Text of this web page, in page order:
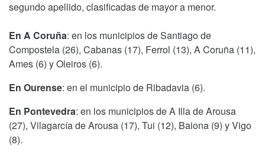
segundo apellido, clasificadas de mayor a menor.
En A Coruña: en los municipios de Santiago de
Compostela (26), Cabanas (17), Ferrol (13), A Coruña (11),
Ames (6) y Oleiros (6).
En Ourense: en el municipio de Ribadavia (6).
En Pontevedra: en los municipios de A Illa de Arousa
(27), Vilagarcía de Arousa (17), Tui (12), Baiona (9) y Vigo
(8).